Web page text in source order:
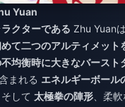
Yuan
クターである Zhu Yuan
て二つのアルティメット
均衡時に大きなバースト
まれる エネルギーボール
そして 太極拳の陣形 、柔